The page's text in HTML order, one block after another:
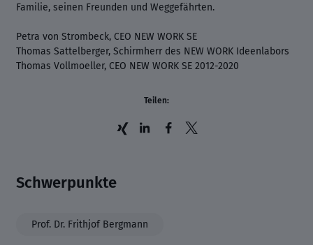
Familie, seinen Freunden und Weggefährten.
Petra von Strombeck, CEO NEW WORK SE
Thomas Sattelberger, Schirmherr des NEW WORK Ideenlabors
Thomas Vollmoeller, CEO NEW WORK SE 2012-2020
Teilen:
Schwerpunkte
Prof. Dr. Frithjof Bergmann